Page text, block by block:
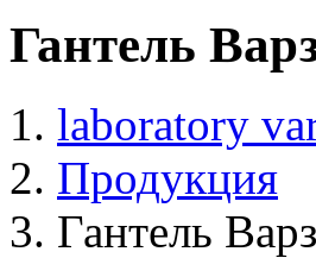
Гантель
laboratory
Продукция
Гантель